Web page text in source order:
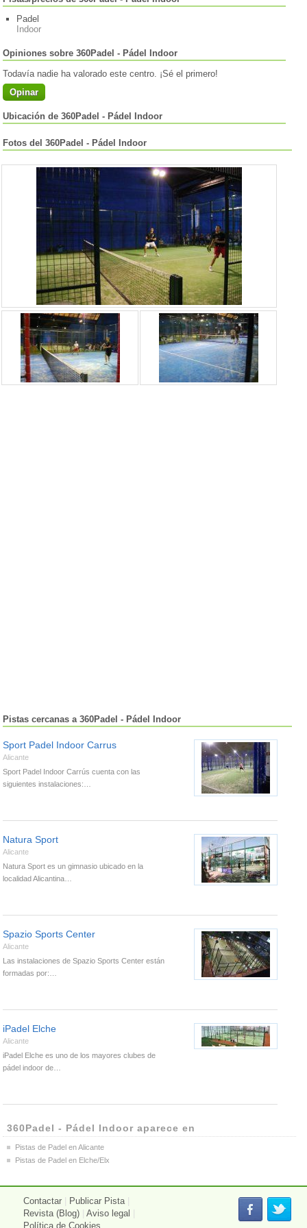
Padel
Indoor
Opiniones sobre 360Padel - Pádel Indoor
Todavía nadie ha valorado este centro. ¡Sé el primero!
Opinar
Ubicación de 360Padel - Pádel Indoor
Fotos del 360Padel - Pádel Indoor
Pistas cercanas a 360Padel - Pádel Indoor
Sport Padel Indoor Carrus
Alicante
Sport Padel Indoor Carrús cuenta con las
siguientes instalaciones:…
Natura Sport
Alicante
Natura Sport es un gimnasio ubicado en la
localidad Alicantina…
Spazio Sports Center
Alicante
Las instalaciones de Spazio Sports Center están
formadas por:…
iPadel Elche
Alicante
iPadel Elche es uno de los mayores clubes de
pádel indoor de…
360Padel - Pádel Indoor aparece en
Pistas de Padel en Alicante
Pistas de Padel en Elche/Elx
Contactar Publicar Pista
Revista (Blog)
Aviso legal
Política de Cookies